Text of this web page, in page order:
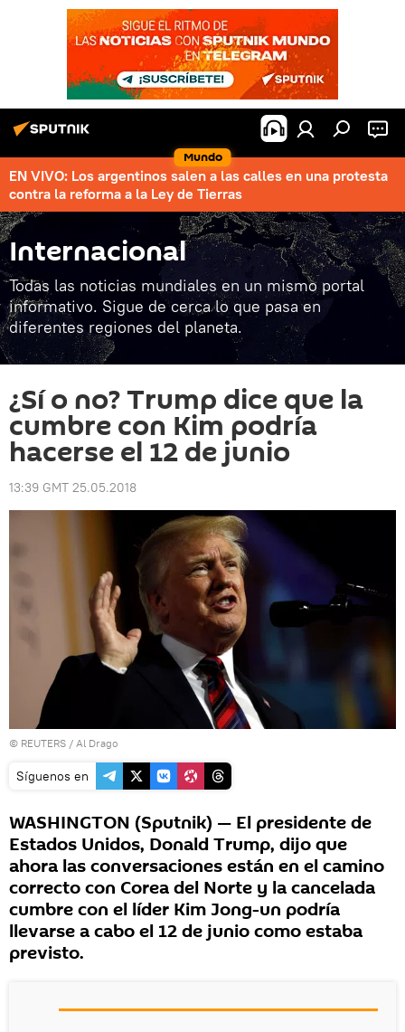
Mundo
EN VIVO: Los argentinos salen a las calles en una protesta
contra la reforma a la Ley de Tierras
Internacional
Todas las noticias mundiales en un mismo portal
informativo. Sigue de cerca lo que pasa en
diferentes regiones del planeta.
¿Sí o no? Trump dice que la
cumbre con Kim podría
hacerse el 12 de junio
13:39 GMT 25.05.2018
© REUTERS / Al Drago
Síguenos en
WASHINGTON (Sputnik) — El presidente de
Estados Unidos, Donald Trump, dijo que
ahora las conversaciones están en el camino
correcto con Corea del Norte y la cancelada
cumbre con el líder Kim Jong-un podría
llevarse a cabo el 12 de junio como estaba
previsto.